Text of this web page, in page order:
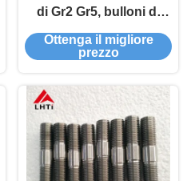
di Gr2 Gr5, bulloni di
titanio d'anodizzazione
della testa esagonale di
Ottenga il migliore
prezzo